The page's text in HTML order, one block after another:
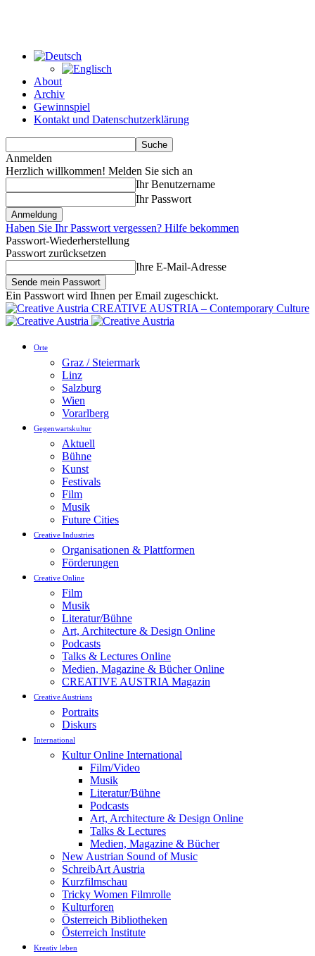
About
Archiv
Gewinnspiel
Kontakt und Datenschutzerklärung
Anmelden
Herzlich willkommen! Melden Sie sich an
Ihr Benutzername
Ihr Passwort
Haben Sie Ihr Passwort vergessen? Hilfe bekommen
Passwort-Wiederherstellung
Passwort zurücksetzen
Ihre E-Mail-Adresse
Ein Passwort wird Ihnen per Email zugeschickt.
CREATIVE AUSTRIA – Contemporary Culture
Orte
Graz / Steiermark
Linz
Salzburg
Wien
Vorarlberg
Gegenwartskultur
Aktuell
Bühne
Kunst
Festivals
Film
Musik
Future Cities
Creative Industries
Organisationen & Plattformen
Förderungen
Creative Online
Film
Musik
Literatur/Bühne
Art, Architecture & Design Online
Podcasts
Talks & Lectures Online
Medien, Magazine & Bücher Online
CREATIVE AUSTRIA Magazin
Creative Austrians
Portraits
Diskurs
International
Kultur Online International
Film/Video
Musik
Literatur/Bühne
Podcasts
Art, Architecture & Design Online
Talks & Lectures
Medien, Magazine & Bücher
New Austrian Sound of Music
SchreibArt Austria
Kurzfilmschau
Tricky Women Filmrolle
Kulturforen
Österreich Bibliotheken
Österreich Institute
Kreativ leben